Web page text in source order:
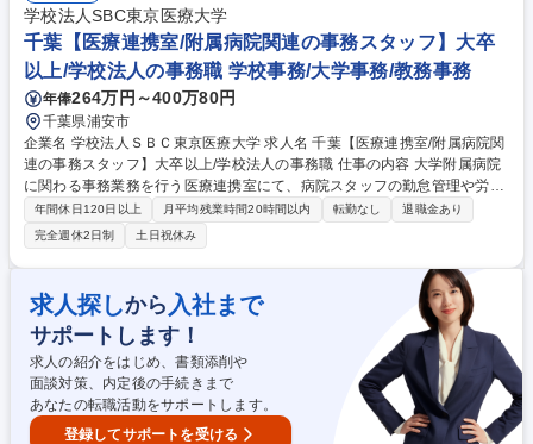
トチームに参画。まだ世にない評価基準を自らの手で確立する、素材メー
カーの枠を超えたダイナミックな開発を経験できます。 募集職種 【千葉/
リチウムイオン電池材料(全固体電解質)の品質評価・分析技術開発】
学校法人SBC東京医療大学
千葉【医療連携室/附属病院関連の事務スタッフ】大卒
以上/学校法人の事務職 学校事務/大学事務/教務事務
年俸264万円～400万80円
千葉県浦安市
企業名 学校法人ＳＢＣ東京医療大学 求人名 千葉【医療連携室/附属病院関
連の事務スタッフ】大卒以上/学校法人の事務職 仕事の内容 大学附属病院
に関わる事務業務を行う医療連携室にて、病院スタッフの勤怠管理や労務
管理、採用関連業務、庶務、書類作成、医療連携室におけるバックオフィ
ス業務および付随する事務手続き全般をお任せいたします。 ■大学附属病
院に関わる医療連携室での事務業務全般■病院スタッフの勤怠管理業務お
よび労務管理業務全般■採用関連業務のサポート、各種面接調整等■各種庶
務、書類作成・管理業務■その他、医療連携室の運営や病院関連業務に付
随する各種事務手続き全般を幅広くお任せします。病院と大学を繋ぐ組織
をバックオフィスから支える非常にやりがいのあるお仕事です。 【従事す
べき業務の変更の範囲】当社の指定する業務 募集職種 千葉【医療連携室/
附属病院関連の事務スタッフ】大卒以上/学校法人の事務職
年間休日120日以上 月平均残業時間20時間以内 転勤なし
退職金あり
完全週休2日制
土日祝休み
求人探しから 入社まで
サポートします！
求人の紹介をはじめ、書類添削や
面談対策、内定後の手続きまで
あなたの転職活動をサポートします。
登録してサポートを受ける